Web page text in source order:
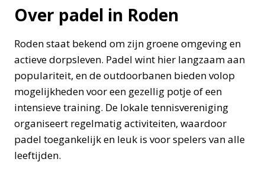
Over padel in Roden
Roden staat bekend om zijn groene omgeving en
actieve dorpsleven. Padel wint hier langzaam aan
populariteit, en de outdoorbanen bieden volop
mogelijkheden voor een gezellig potje of een
intensieve training. De lokale tennisvereniging
organiseert regelmatig activiteiten, waardoor
padel toegankelijk en leuk is voor spelers van alle
leeftijden.